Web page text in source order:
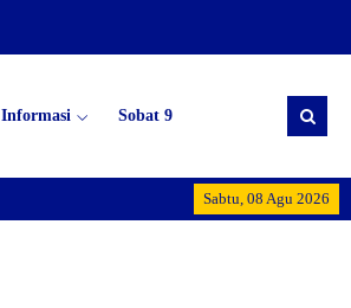
Informasi Sobat 9
Sabtu, 08 Agu 2026